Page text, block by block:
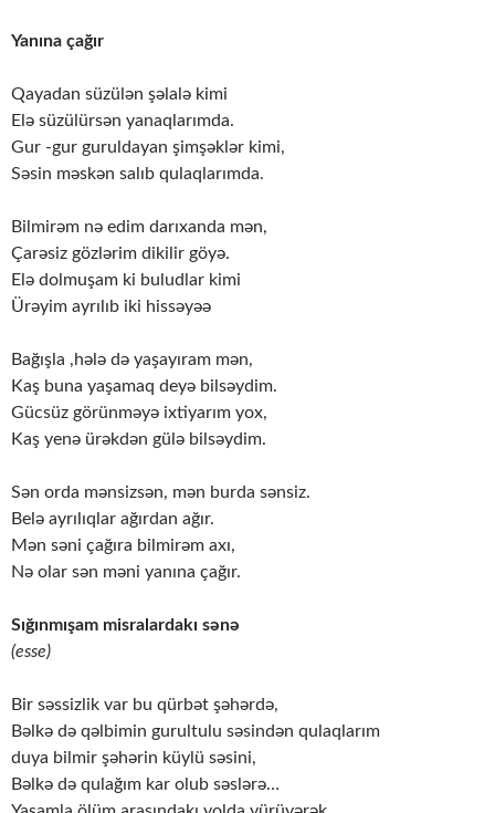
Yanına çağır
Qayadan süzülən şəlalə kimi
Elə süzülürsən yanaqlarımda.
Gur -gur guruldayan şimşəklər kimi,
Səsin məskən salıb qulaqlarımda.
Bilmirəm nə edim darıxanda mən,
Çarəsiz gözlərim dikilir göyə.
Elə dolmuşam ki buludlar kimi
Ürəyim ayrılıb iki hissəyəə
Bağışla ,hələ də yaşayıram mən,
Kaş buna yaşamaq deyə bilsəydim.
Gücsüz görünməyə ixtiyarım yox,
Kaş yenə ürəkdən gülə bilsəydim.
Sən orda mənsizsən, mən burda sənsiz.
Belə ayrılıqlar ağırdan ağır.
Mən səni çağıra bilmirəm axı,
Nə olar sən məni yanına çağır.
Sığınmışam misralardakı sənə
(esse)
Bir səssizlik var bu qürbət şəhərdə,
Bəlkə də qəlbimin gurultulu səsindən qulaqlarım
duya bilmir şəhərin küylü səsini,
Bəlkə də qulağım kar olub səslərə…